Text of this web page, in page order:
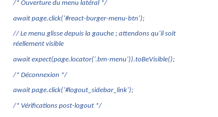
/* Ouverture du menu latéral */
await page.click(‘#react-burger-menu-btn’);
// Le menu glisse depuis la gauche ; attendons qu’il soit
réellement visible
await expect(page.locator(‘.bm-menu’)).toBeVisible();
/* Déconnexion */
await page.click(‘#logout_sidebar_link’);
/* Vérifications post-logout */